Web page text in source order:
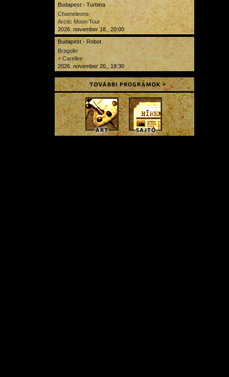
Budapest - Turbina
Chameleons
Arctic Moon Tour
2026. november 18., 20:00
Budapest - Robot
Bragolin
+ Carellee
2026. november 26., 19:30